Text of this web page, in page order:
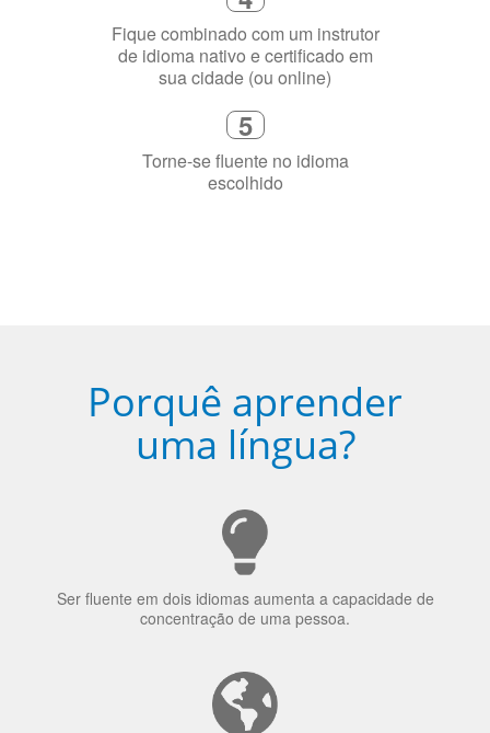
4
Fique combinado com um instrutor
de idioma nativo e certificado em
sua cidade (ou online)
5
Porquê aprender
uma língua?
concentração de uma pessoa.